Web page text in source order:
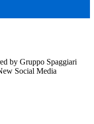
by Gruppo Spaggiari
Social Media